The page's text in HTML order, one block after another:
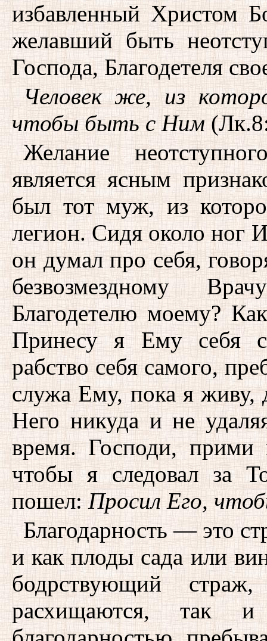
избавленный Христом
желавший быть
Господа, Благодетеля
Человек же, из
чтобы быть с Ним
Желание
является ясным
был тот муж, из
легион. Сидя около ног
он думал про себя,
безвозмездному
Благодетелю моему?
Принесу я Ему себя
рабство себя самого,
служа Ему, пока я живу,
Него никуда и не
время. Господи,
чтобы я следовал за
пошел:Просил Его,
Благодарность — это
и как плоды сада или
бодрствующий
расхищаются, так и